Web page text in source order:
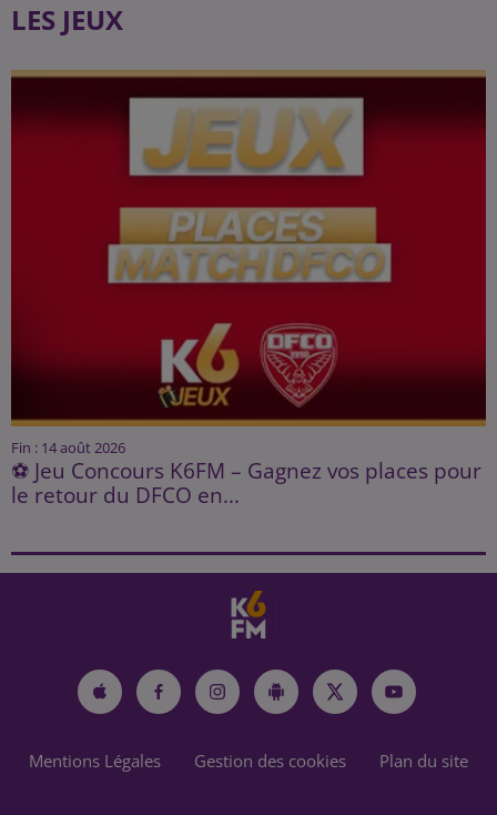
LES JEUX
Fin : 14 août 2026
⚽ Jeu Concours K6FM – Gagnez vos places pour
le retour du DFCO en...
Mentions Légales Gestion des cookies Plan du site